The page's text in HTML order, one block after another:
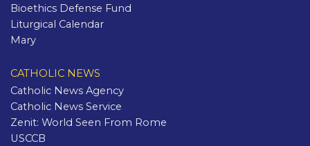
Bioethics Defense Fund
Liturgical Calendar
Mary
CATHOLIC NEWS
Catholic News Agency
Catholic News Service
Zenit: World Seen From Rome
USCCB